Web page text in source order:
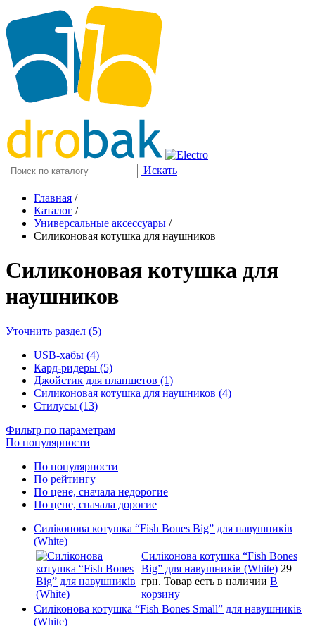
Искать
Главная /
Каталог /
Универсальные аксессуары /
Силиконовая котушка для наушников
Силиконовая котушка для
наушников
Уточнить раздел (5)
USB-хабы (4)
Кард-ридеры (5)
Джойстик для планшетов (1)
Силиконовая котушка для наушников (4)
Стилусы (13)
Фильтр по параметрам
По популярности
По популярности
По рейтингу
По цене, сначала недорогие
По цене, сначала дорогие
Силіконова котушка “Fish Bones Big” для навушників
(White)
Силіконова котушка “Fish Bones
Big” для навушників (White) 29
грн. Товар есть в наличии В
корзину
Силіконова котушка “Fish Bones Small” для навушників
(White)